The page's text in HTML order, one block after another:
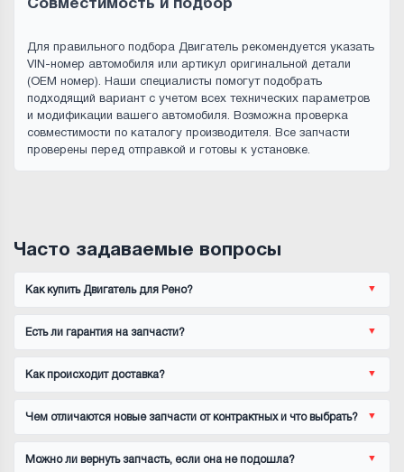
Совместимость и подбор
Для правильного подбора Двигатель рекомендуется указать
VIN-номер автомобиля или артикул оригинальной детали
(OEM номер). Наши специалисты помогут подобрать
подходящий вариант с учетом всех технических параметров
и модификации вашего автомобиля. Возможна проверка
совместимости по каталогу производителя. Все запчасти
проверены перед отправкой и готовы к установке.
Часто задаваемые вопросы
Как купить Двигатель для Рено?
Есть ли гарантия на запчасти?
Как происходит доставка?
Чем отличаются новые запчасти от контрактных и что выбрать?
Можно ли вернуть запчасть, если она не подошла?